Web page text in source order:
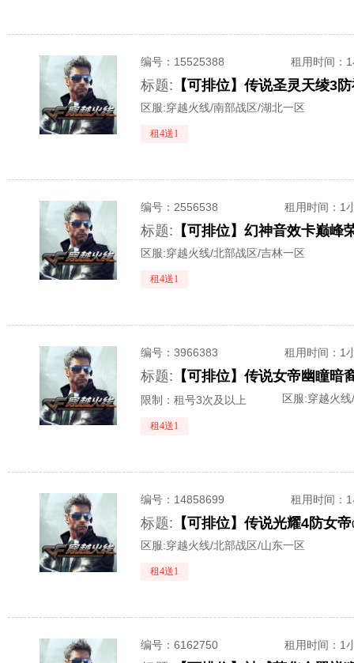
编号： 15525388 租用时间 ：
标题:
区服:穿越火线/南部战区/湖北一区
租4送1
编号： 2556538 租用时间 ：1
标题:
区服:穿越火线/北部战区/吉林一区
租4送1
编号：3966383 租用时间 ：1
标题:
限制：租号3次及以上 区服:穿越火
租4送1
编号： 14858699 租用时间 ：
标题:
区服:穿越火线/北部战区/山东一区
租4送1
编号：6162750 租用时间 ：1